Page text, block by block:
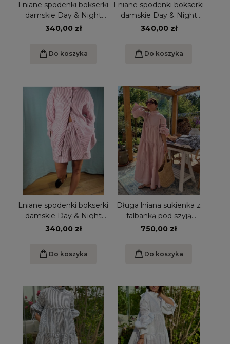
Lniane spodenki bokserki
damskie Day & Night
Len białe S/M
340,00 zł
Do koszyka
Lniane spodenki bokserki
damskie Day & Night
Len błękitne S/M
340,00 zł
Do koszyka
Lniane spodenki bokserki
damskie Day & Night
Len w biało-czerwone
340,00 zł
Do koszyka
Długa lniana sukienka z
falbanką pod szyją
różowa
750,00 zł
Do koszyka